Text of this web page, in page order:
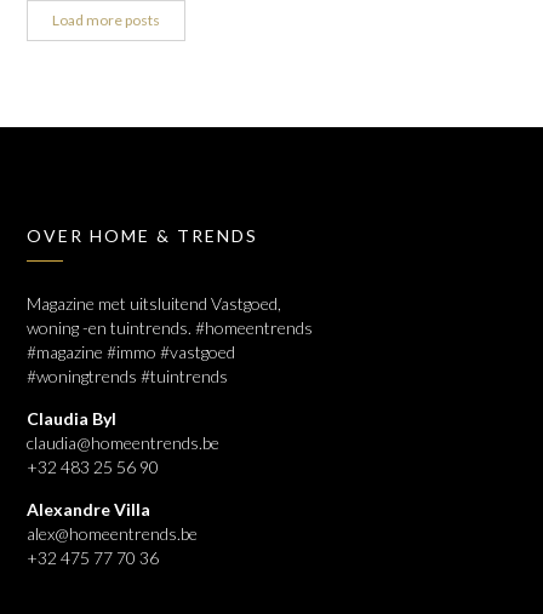
Load more posts
OVER HOME & TRENDS
Magazine met uitsluitend Vastgoed,
woning -en tuintrends. #homeentrends
#magazine #immo #vastgoed
#woningtrends #tuintrends
Claudia Byl
claudia@homeentrends.be
+32 483 25 56 90
Alexandre Villa
alex@homeentrends.be
+32 475 77 70 36